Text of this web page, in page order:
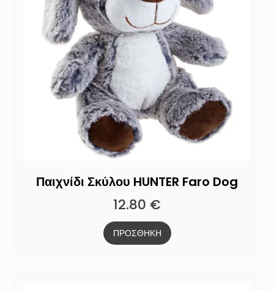
Παιχνίδι Σκύλου HUNTER Faro Dog
12.80 €
ΠΡΟΣΘΗΚΗ